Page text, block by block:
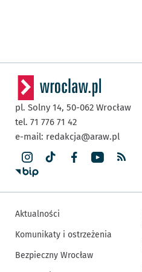
pl. Solny 14, 50-062 Wrocław
tel. 71 776 71 42
e-mail: redakcja@araw.pl
Aktualności
Komunikaty i ostrzeżenia
Bezpieczny Wrocław